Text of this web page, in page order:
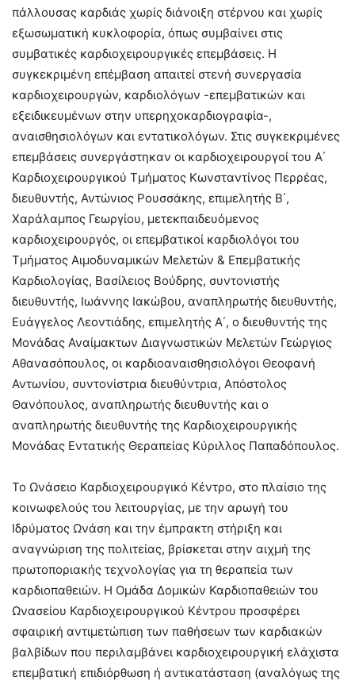
πάλλουσας καρδιάς χωρίς διάνοιξη στέρνου και χωρίς
εξωσωματική κυκλοφορία, όπως συμβαίνει στις
συμβατικές καρδιοχειρουργικές επεμβάσεις. Η
συγκεκριμένη επέμβαση απαιτεί στενή συνεργασία
καρδιοχειρουργών, καρδιολόγων -επεμβατικών και
εξειδικευμένων στην υπερηχοκαρδιογραφία-,
αναισθησιολόγων και εντατικολόγων. Στις συγκεκριμένες
επεμβάσεις συνεργάστηκαν οι καρδιοχειρουργοί του Α΄
Καρδιοχειρουργικού Τμήματος Κωνσταντίνος Περρέας,
διευθυντής, Αντώνιος Ρουσσάκης, επιμελητής Β΄,
Χαράλαμπος Γεωργίου, μετεκπαιδευόμενος
καρδιοχειρουργός, οι επεμβατικοί καρδιολόγοι του
Τμήματος Αιμοδυναμικών Μελετών & Επεμβατικής
Καρδιολογίας, Βασίλειος Βούδρης, συντονιστής
διευθυντής, Ιωάννης Ιακώβου, αναπληρωτής διευθυντής,
Ευάγγελος Λεοντιάδης, επιμελητής Α΄, ο διευθυντής της
Μονάδας Αναίμακτων Διαγνωστικών Μελετών Γεώργιος
Αθανασόπουλος, οι καρδιοαναισθησιολόγοι Θεοφανή
Αντωνίου, συντονίστρια διευθύντρια, Απόστολος
Θανόπουλος, αναπληρωτής διευθυντής και ο
αναπληρωτής διευθυντής της Καρδιοχειρουργικής
Μονάδας Εντατικής Θεραπείας Κύριλλος Παπαδόπουλος.
Το Ωνάσειο Καρδιοχειρουργικό Κέντρο, στο πλαίσιο της
κοινωφελούς του λειτουργίας, με την αρωγή του
Ιδρύματος Ωνάση και την έμπρακτη στήριξη και
αναγνώριση της πολιτείας, βρίσκεται στην αιχμή της
πρωτοποριακής τεχνολογίας για τη θεραπεία των
καρδιοπαθειών. Η Ομάδα Δομικών Καρδιοπαθειών του
Ωνασείου Καρδιοχειρουργικού Κέντρου προσφέρει
σφαιρική αντιμετώπιση των παθήσεων των καρδιακών
βαλβίδων που περιλαμβάνει καρδιοχειρουργική ελάχιστα
επεμβατική επιδιόρθωση ή αντικατάσταση (αναλόγως της